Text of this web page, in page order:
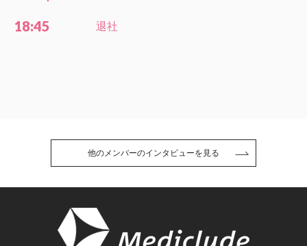
18:45 退社
他のメンバーのインタビューを見る